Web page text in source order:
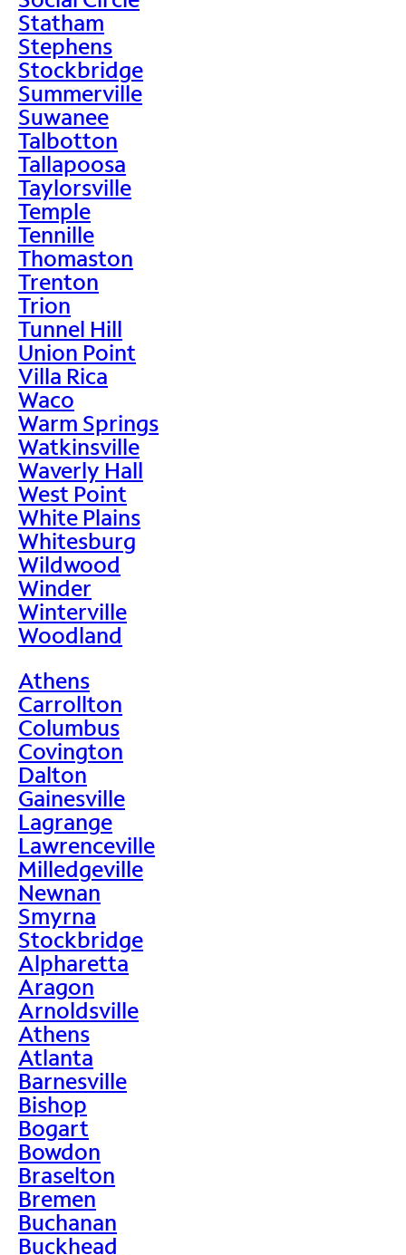
Statham
Stephens
Stockbridge
Summerville
Suwanee
Talbotton
Tallapoosa
Taylorsville
Temple
Tennille
Thomaston
Trenton
Trion
Tunnel Hill
Union Point
Villa Rica
Waco
Warm Springs
Watkinsville
Waverly Hall
West Point
White Plains
Whitesburg
Wildwood
Winder
Winterville
Woodland
Athens
Carrollton
Columbus
Covington
Dalton
Gainesville
Lagrange
Lawrenceville
Milledgeville
Newnan
Smyrna
Stockbridge
Alpharetta
Aragon
Arnoldsville
Athens
Atlanta
Barnesville
Bishop
Bogart
Bowdon
Braselton
Bremen
Buchanan
Buckhead